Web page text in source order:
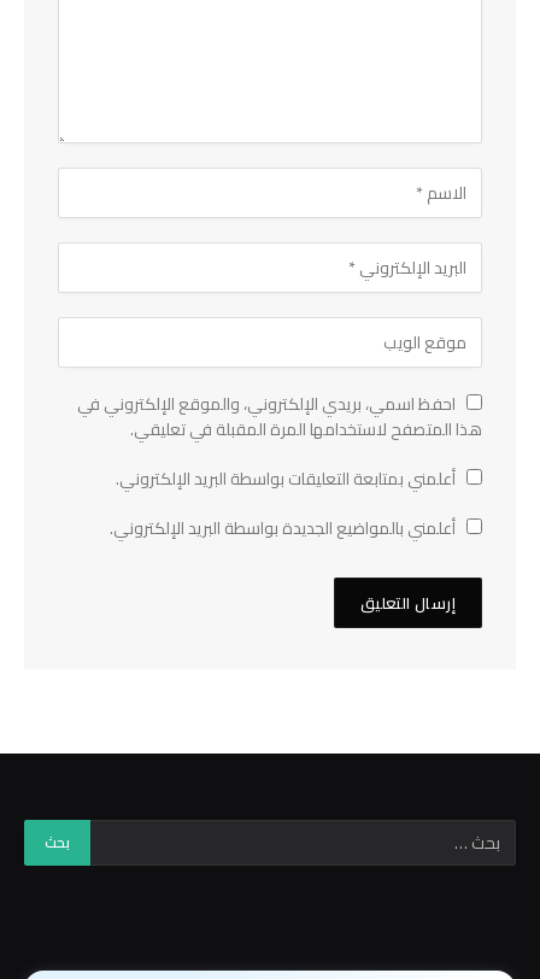
احفظ اسمي، بريدي الإلكتروني، والموقع الإلكتروني في
هذا المتصفح لاستخدامها المرة المقبلة في تعليقي.
أعلمني بمتابعة التعليقات بواسطة البريد الإلكتروني.
أعلمني بالمواضيع الجديدة بواسطة البريد الإلكتروني.